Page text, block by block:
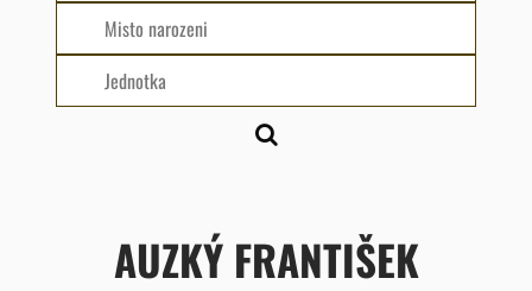
AUZKÝ FRANTIŠEK